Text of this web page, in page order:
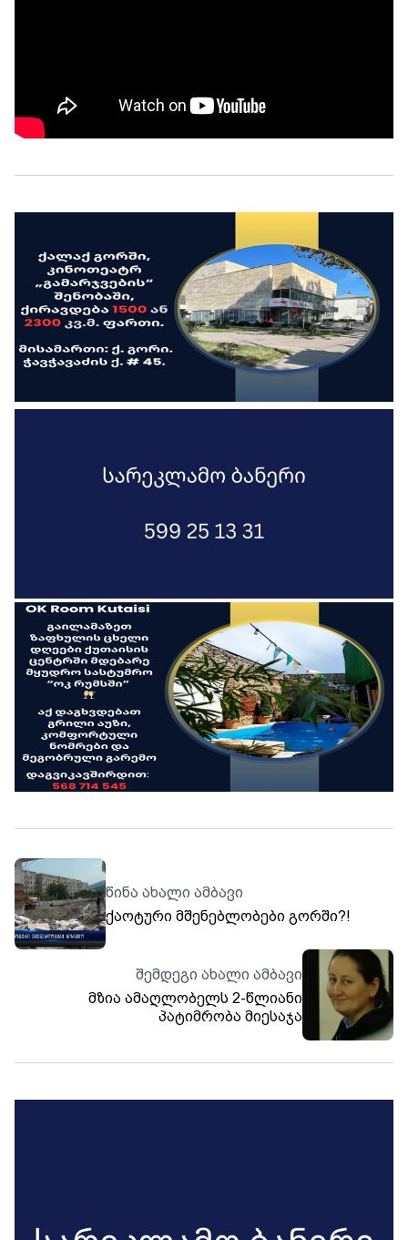
წინა ახალი ამბავი
ქაოტური მშენებლობები გორში?!
შემდეგი ახალი ამბავი
მზია ამაღლობელს 2-წლიანი
პატიმრობა მიესაჯა